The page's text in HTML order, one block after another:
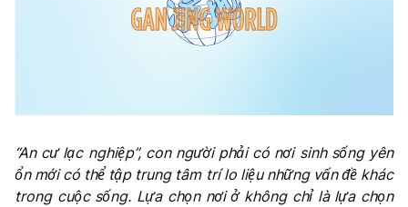
“An cư lạc nghiệp”, con người phải có nơi sinh sống yên
ổn mới có thể tập trung tâm trí lo liệu những vấn đề khác
trong cuộc sống. Lựa chọn nơi ở không chỉ là lựa chọn